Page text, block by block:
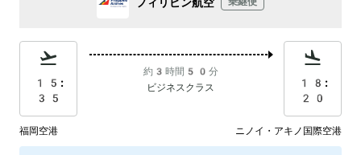
15:
35
約3時間50分
ビジネスクラス
18:
20
福岡空港 ニノイ・アキノ国際空港